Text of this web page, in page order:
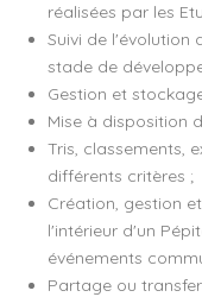
réalisées par les
Suivi de l'évolution
stade de
Gestion et
Mise à disposition
Tris, classements,
différents critères ;
Création, gestion
l'intérieur d'un
événements
Partage ou